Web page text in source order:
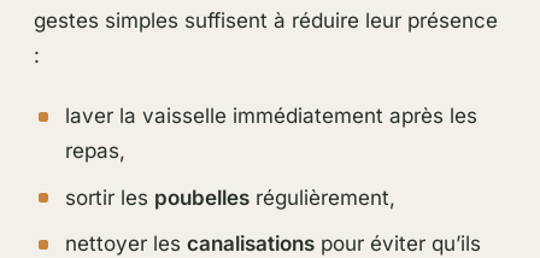
gestes simples suffisent à réduire leur présence
:
laver la vaisselle immédiatement après les
repas,
sortir les poubellesrégulièrement,
nettoyer les canalisationspour éviter qu’ils